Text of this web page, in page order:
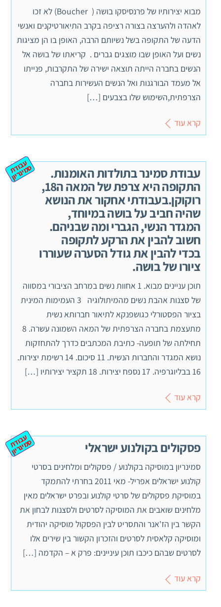
מבוא יצירותיו של פרנסיסקו בושה ( Boucher) לא זכו
לאהדה ולהערצה בצורה רציפה בקרב התיאורטיקנים ואנשי
הדעה של התקופה בשל נשיותם הרבה, האופן בו הן מציגות
נשים ועל האופן שבו מוצגים גברים . קריאתו של בושה אל
הנשים בחברה הייתה תוצאה ישירה של התקרבות, פנייתו
אל מעמד הבורגנות ואל הנשים העשירות בחברה
הצרפתית,השימוש שלו בצבעים […]
קרא עוד
עבודת סמינר בתולדות האומנות.
התקופה היא צרפת של המאה ה18,
רוקוקן.בעבודתי אחקור את הנושא
שהיה חביב על בושה במיוחד,
המגדר הנשי, הגברי ומה שבניהם.
חשוב להבין את הרקע לתקופה
בכדי להבין את גודל הסערה שעוררו
ציורו של בושה.
ע
ב
וד
ת
ס
מ
ינ
ר
יון
תוכן עניינים מבוא. 1 אחוות נשים במרחב הציבורי במסווה
של סצנות אהבת נשים מהמיתולוגיה 3 העמימות המינית
בציור הפסטורלי כגושפנקא לתיאור חברותא נשית
מתעצמת בחברה הצרפתית של המאה השמונה עשרה. 8
תחילתה של תופעה- כתיבת המכתבים כדרך להתחזקות
נושא המגדר והחברות הנשית. 11 סיכום. 14 רשימת יצירות.
16 בבליוגרפיה. 17 נספח יצירות. 18 תקציר יצירותיו […]
קרא עוד
פסקולים בקולנוע ישראלי ע
ב
וד
ת
ס
מ
ינ
ר
יון
סמינריון במוסיקה בקולנוע / פסקולים ומלחינים בסרטי
קולנוע ישראלים אפריל- מאי 2011 בחרתי להתמקד
במוסיקת פסקולים של סרטי קולנוע ובפרט ישראלים מאין
מלחינים שואבים את המוסיקה לסרטים ולסצנות לבחון את
הקשר בין הז'אנר והתסריט לבין הפסקול מוסיקה יהודית
ומוסיקה קלאסית לסרטים והזכרון הקשור בין שירים אלו
לסרטים שבהם כיכבו תוכן עיניינים: פרק א – הקדמה […]
קרא עוד